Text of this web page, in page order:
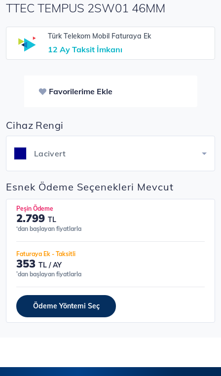
TTEC TEMPUS 2SW01 46MM
Türk Telekom Mobil Faturaya Ek
12 Ay Taksit İmkanı
Favorilerime Ekle
Cihaz Rengi
Lacivert
Esnek Ödeme Seçenekleri Mevcut
Peşin Ödeme
2.799 TL
‘dan başlayan fiyatlarla
Faturaya Ek - Taksitli
353 TL / AY
’dan başlayan fiyatlarla
Ödeme Yöntemi Seç